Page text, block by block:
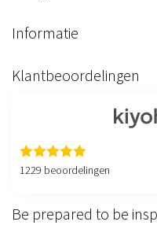
Informatie
Klantbeoordelingen
1229 beoordelingen
Be prepared to be